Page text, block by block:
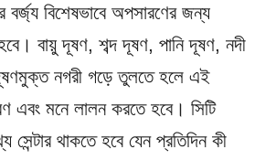
বর্জ্য বিশেষভাবে অপসারণের জন্য
বায়ু দূষণ, শব্দ দূষণ, পানি দূষণ, নদী
নগরী গড়ে তুলতে হলে এই
এবং মনে লালন করতে হবে। সিটি
থাকতে হবে যেন প্রতিদিন কী